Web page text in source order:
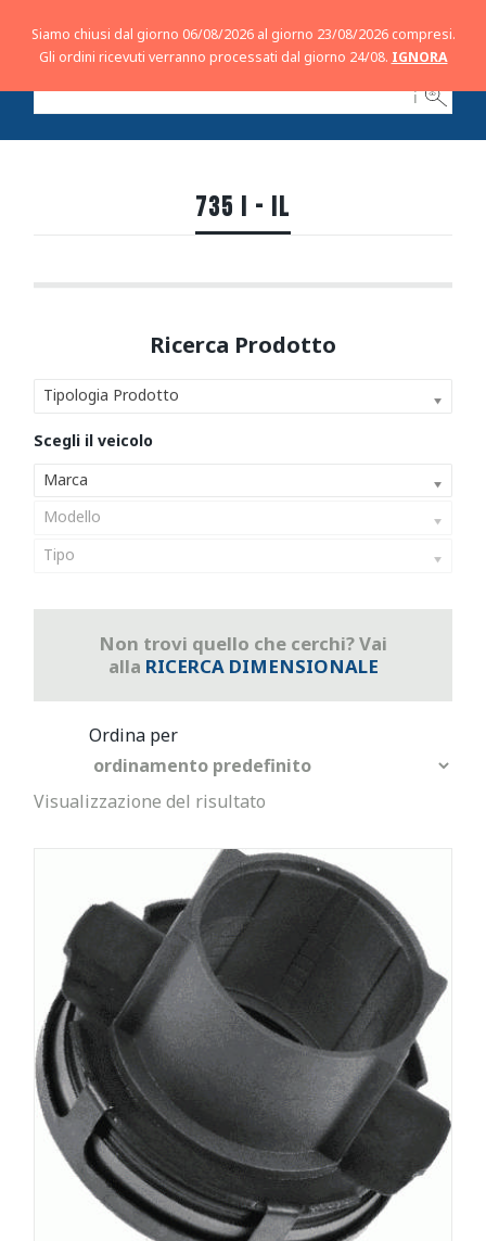
ℹ
735 I - IL
Tipologia Prodotto
Marca
Modello
Tipo
Non trovi quello che cerchi? Vai
alla RICERCA DIMENSIONALE
Visualizzazione del risultato
Siamo chiusi dal giorno 06/08/2026 al giorno 23/08/2026 compresi.
Gli ordini ricevuti verranno processati dal giorno 24/08. IGNORA